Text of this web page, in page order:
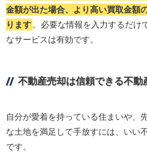
金額が出た場合、より高い買取金額
ります 。必要な情報を入力するだけ
なサービスは有効です。
不動産売却は信頼できる不動
自分が愛着を持っている住まいや、
な土地を満足して手放すには、いい
です。